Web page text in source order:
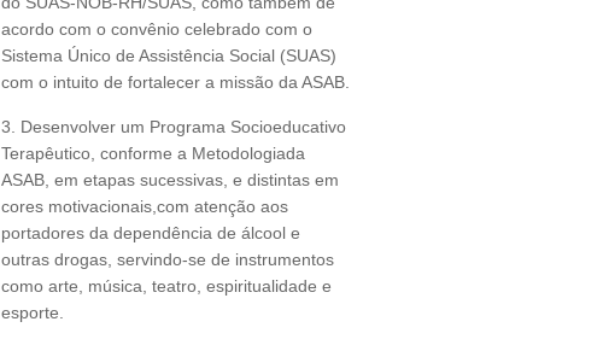
acordo com o convênio celebrado com o
Sistema Único de Assistência Social (SUAS)
com o intuito de fortalecer a missão da ASAB.
3. Desenvolver um Programa Socioeducativo
Terapêutico, conforme a Metodologiada
ASAB, em etapas sucessivas, e distintas em
cores motivacionais,com atenção aos
portadores da dependência de álcool e
outras drogas, servindo-se de instrumentos
como arte, música, teatro, espiritualidade e
esporte.